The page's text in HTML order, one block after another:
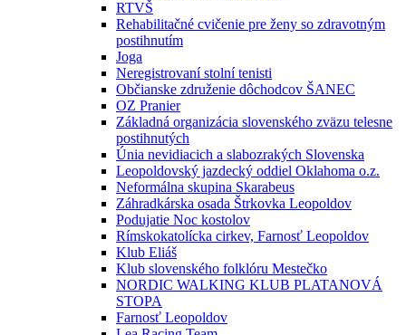
RTVŠ
Rehabilitačné cvičenie pre ženy so zdravotným
postihnutím
Joga
Neregistrovaní stolní tenisti
Občianske združenie dôchodcov ŠANEC
OZ Pranier
Základná organizácia slovenského zväzu telesne
postihnutých
Únia nevidiacich a slabozrakých Slovenska
Leopoldovský jazdecký oddiel Oklahoma o.z.
Neformálna skupina Skarabeus
Záhradkárska osada Štrkovka Leopoldov
Podujatie Noc kostolov
Rímskokatolícka cirkev, Farnosť Leopoldov
Klub Eliáš
Klub slovenského folklóru Mestečko
NORDIC WALKING KLUB PLATANOVÁ
STOPA
Farnosť Leopoldov